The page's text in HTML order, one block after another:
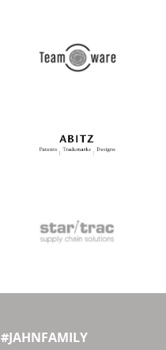
#JAHNFAMILY